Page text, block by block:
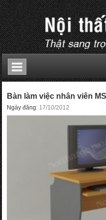
Bàn làm việc nhân viên
Ngày đăng: 17/10/2012